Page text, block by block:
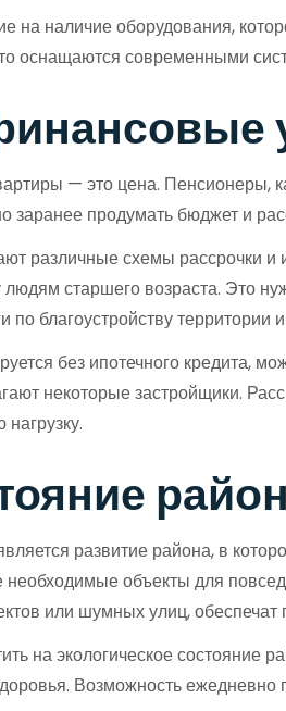
на наличие оборудования,
оснащаются современными
— это цена. Пенсионеры,
заранее продумать бюджет и
различные схемы рассрочки
людям старшего возраста. Это
благоустройству территории
без ипотечного кредита,
некоторые застройщики.
развитие района, в
необходимые объекты для
или шумных улиц,
на экологическое состояние
Возможность ежедневно